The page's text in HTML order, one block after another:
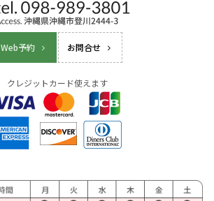
Web予約 お問合せ
クレジットカード使えます